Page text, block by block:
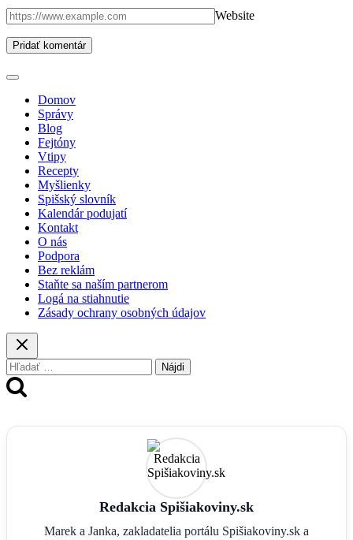
Website
Domov
Správy
Blog
Fejtóny
Vtipy
Recepty
Myšlienky
Spišský slovník
Kalendár podujatí
Kontakt
O nás
Podpora
Bez reklám
Staňte sa naším partnerom
Logá na stiahnutie
Zásady ochrany osobných údajov
Hľadať:
Redakcia Spišiakoviny.sk
Marek a Janka, zakladatelia portálu Spišiakoviny.sk a